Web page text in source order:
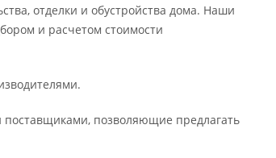
отделки и обустройства дома. Наши
и расчетом стоимости
позволяющие предлагать